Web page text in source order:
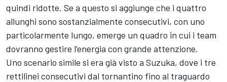
quindi ridotte. Se a questo si aggiunge che i quattro
allunghi sono sostanzialmente consecutivi, con uno
particolarmente lungo, emerge un quadro in cui i team
dovranno gestire l’energia con grande attenzione.
Uno scenario simile si era già visto a Suzuka, dove i tre
rettilinei consecutivi dal tornantino fino al traguardo